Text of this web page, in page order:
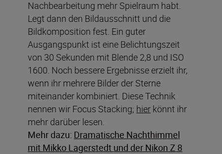
Nachbearbeitung mehr Spielraum habt.
Legt dann den Bildausschnitt und die
Bildkomposition fest. Ein guter
Ausgangspunkt ist eine Belichtungszeit
von 30 Sekunden mit Blende 2,8 und ISO
1600. Noch bessere Ergebnisse erzielt ihr,
wenn ihr mehrere Bilder der Sterne
miteinander kombiniert. Diese Technik
nennen wir Focus Stacking; hier könnt ihr
mehr darüber lesen.
Mehr dazu: Dramatische Nachthimmel
mit Mikko Lagerstedt und der Nikon Z 8